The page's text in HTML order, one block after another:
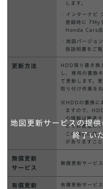
します。
・インターナビ
登録時に『My
Honda Cars店
・地図バージョ
扱説明書をご覧
更新方法
HDD預り書き換
し、専用の書換
て更新します。
取り付け作業を
※HDDの書換に
ますので、
の情報は継承
どでお客様の
この場合は代
がありますこ
無償更新
サービス
無償更新サービ
有償更新
有償更新サービ